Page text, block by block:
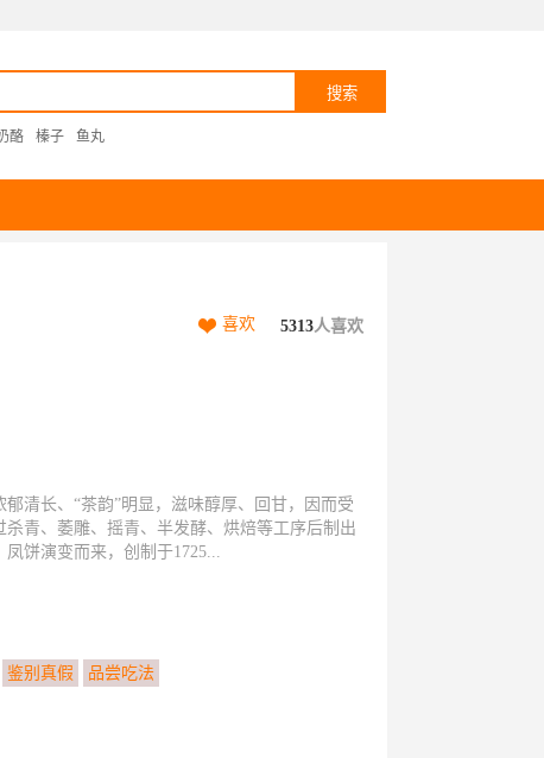
酪 榛子 鱼丸
喜欢 5313人喜欢
清长、“茶韵”明显，滋味醇厚、回甘，因而受
青、萎雕、摇青、半发酵、烘焙等工序后制出
饼演变而来，创制于1725...
鉴别真假 品尝吃法